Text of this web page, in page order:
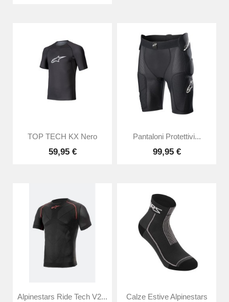
TOP TECH KX Nero
59,95 €
Pantaloni Protettivi...
99,95 €
Alpinestars Ride Tech V2... Calze Estive Alpinestars